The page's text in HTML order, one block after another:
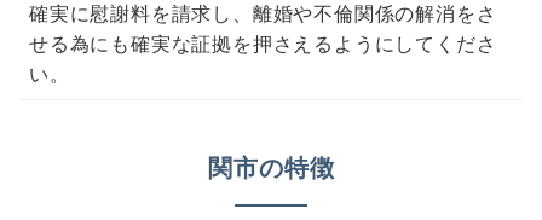
確実に慰謝料を請求し、離婚や不倫関係の解消をさ
せる為にも確実な証拠を押さえるようにしてくださ
い。
関市の特徴